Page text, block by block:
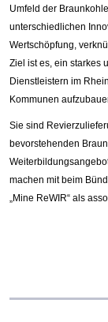
Umfeld der
unterschiedlichen
Wertschöpfung,
Ziel ist es, ein starkes
Dienstleistern im
Kommunen
Sie sind
bevorstehenden
machen mit beim
„Mine ReWIR“ als